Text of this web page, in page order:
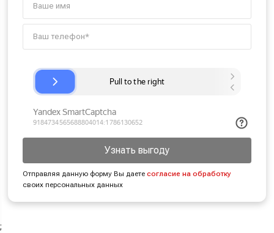
Узнать выгоду
Отправляя данную форму Вы даетесогласие на обработку
своих персональных данных
;